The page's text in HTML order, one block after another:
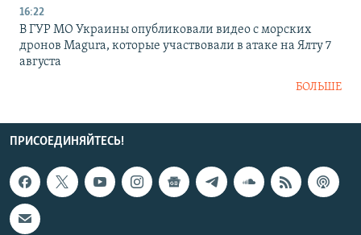
16:22
В ГУР МО Украины опубликовали видео с морских
дронов Magura, которые участвовали в атаке на Ялту 7
августа
БОЛЬШЕ
ПРИСОЕДИНЯЙТЕСЬ!